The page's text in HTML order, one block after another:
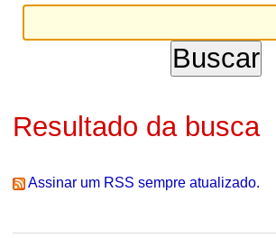
Resultado da busca
Assinar um RSS sempre atualizado.